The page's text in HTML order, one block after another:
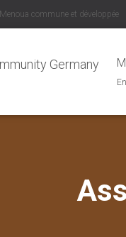
commune et développée